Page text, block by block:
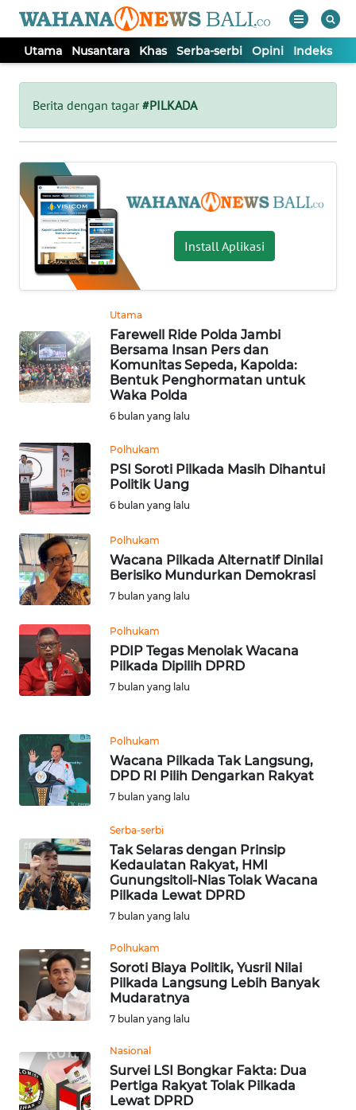
Utama Nusantara Khas Serba-serbi Opini Indeks
Berita dengan tagar#PILKADA
Install Aplikasi
Utama
Farewell Ride Polda Jambi
Bersama Insan Pers dan
Komunitas Sepeda, Kapolda:
Bentuk Penghormatan untuk
Waka Polda
6 bulan yang lalu
Polhukam
PSI Soroti Pilkada Masih Dihantui
Politik Uang
6 bulan yang lalu
Polhukam
Wacana Pilkada Alternatif Dinilai
Berisiko Mundurkan Demokrasi
7 bulan yang lalu
Polhukam
PDIP Tegas Menolak Wacana
Pilkada Dipilih DPRD
7 bulan yang lalu
Polhukam
Wacana Pilkada Tak Langsung,
DPD RI Pilih Dengarkan Rakyat
7 bulan yang lalu
Serba-serbi
Tak Selaras dengan Prinsip
Kedaulatan Rakyat, HMI
Gunungsitoli-Nias Tolak Wacana
Pilkada Lewat DPRD
7 bulan yang lalu
Polhukam
Soroti Biaya Politik, Yusril Nilai
Pilkada Langsung Lebih Banyak
Mudaratnya
7 bulan yang lalu
Nasional
Survei LSI Bongkar Fakta: Dua
Pertiga Rakyat Tolak Pilkada
Lewat DPRD
Tutup
UTAMA
NUSANTARA
KHAS
SERBA-
SERBI
OPINI
Informasi
KONTAK
KAMI
INFO
IKLAN
TENTANG
KAMI
PEDOMAN
MEDIA
SIBER
KARIR
Wahana
News
Regional
WN
JAKARTA
JABAR
WN